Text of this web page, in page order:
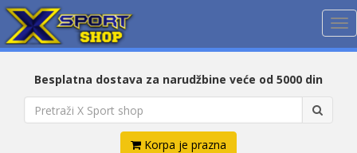
Besplatna dostava za narudžbine veće od 5000 din
Korpa je prazna